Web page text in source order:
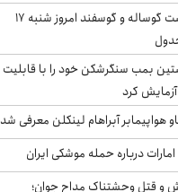
قیمت گوشت گوساله و گوسفند امروز شنبه ۱۷
بمب سنگرشکن خود را با قابلیت
آزمایش کرد
هواپیمابر آبراهام لینکلن معرفی شد
امارات درباره حمله موشکی ایران
و قتل وحشتناک مداح جوان؛